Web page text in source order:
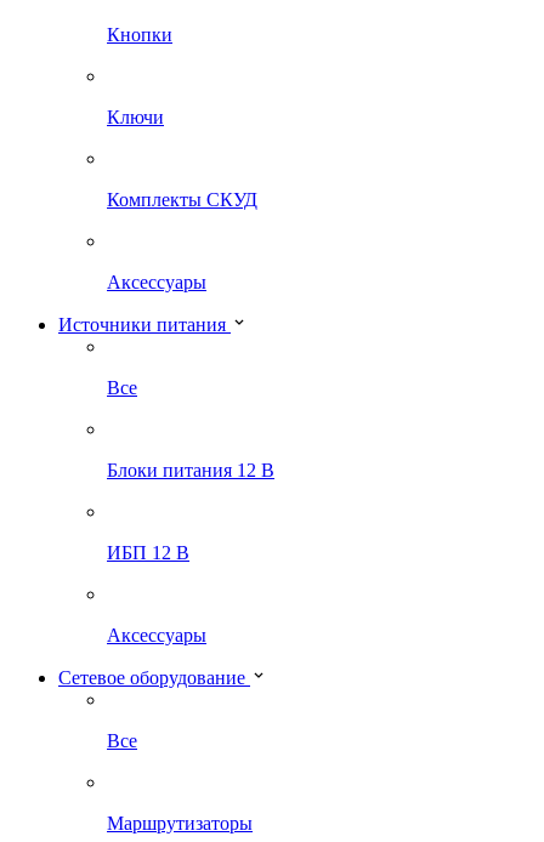
Кнопки
Ключи
Комплекты СКУД
Аксессуары
Источники питания
Все
Блоки питания 12 В
ИБП 12 В
Аксессуары
Сетевое оборудование
Все
Маршрутизаторы